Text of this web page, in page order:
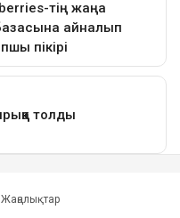
Жаңалықтар